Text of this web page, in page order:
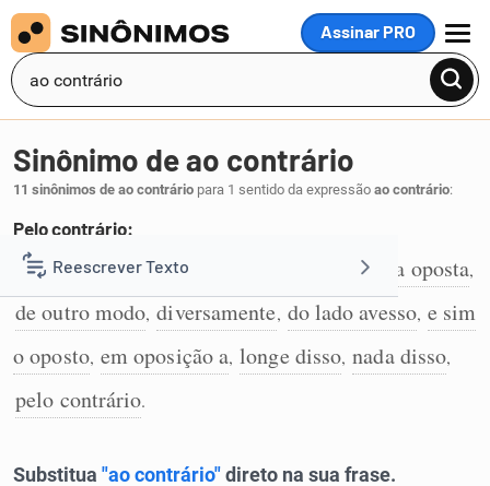
Assinar PRO
MENU
Reescrever Texto
Resumir Texto
Corrigir Texto
Sinônimo de ao contrário
11 sinônimos de ao contrário para 1 sentido da expressão ao contrário:
Pelo contrário:
1 ao invés de,contrariamente de maneira oposta,
de outro modo, diversamente, do lado avesso, e sim
o oposto, em oposição a, longe disso, nada disso,
pelo contrário.